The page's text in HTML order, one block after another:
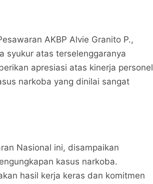
AKBP Alvie Granito P.,
syukur atas terselenggaranya
apresiasi atas kinerja personel
narkoba yang dinilai sangat
Nasional ini, disampaikan
kasus narkoba.
hasil kerja keras dan komitmen